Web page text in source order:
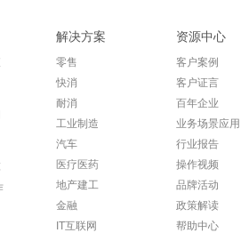
解决方案
零售
快消
耐消
工业制造
汽车
医疗医药
地产建工
金融
IT互联网
资源中心
客户案例
客户证言
百年企业
业务场景应用
行业报告
操作视频
品牌活动
政策解读
帮助中心